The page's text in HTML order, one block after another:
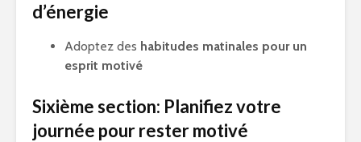
d’énergie
Adoptez des habitudes matinales pour un
esprit motivé
Sixième section: Planifiez votre
journée pour rester motivé